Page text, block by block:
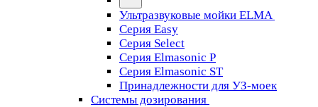
Ультразвуковые мойки ELMA
Серия Easy
Серия Select
Серия Elmasonic P
Серия Elmasonic ST
Принадлежности для УЗ-моек
Системы дозирования